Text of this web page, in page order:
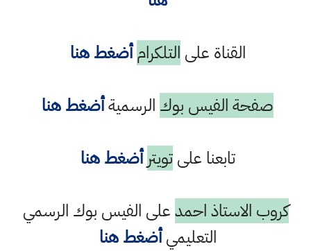
القناة على التلكرام أضغط هنا
صفحة الفيس بوك الرسميةأضغط هنا
تابعنا علىتويتر أضغط هنا
كروب الاستاذ احمدعلى الفيس بوك الرسمي
التعليميأضغط هنا